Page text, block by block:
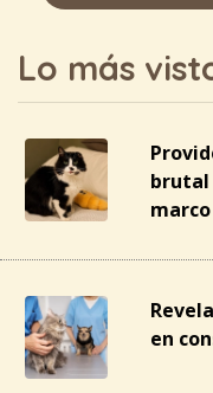
Lo más
brutal
en